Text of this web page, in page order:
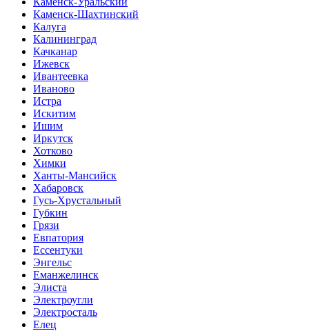
Каменск-Шахтинский
Калуга
Калининград
Качканар
Ижевск
Ивантеевка
Иваново
Истра
Искитим
Ишим
Иркутск
Хотково
Химки
Ханты-Мансийск
Хабаровск
Гусь-Хрустальный
Губкин
Грязи
Евпатория
Ессентуки
Энгельс
Еманжелинск
Элиста
Электроугли
Электросталь
Елец